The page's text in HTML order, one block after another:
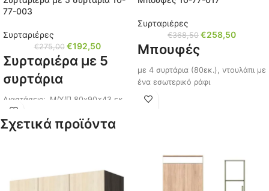
77-003
Συρταριέρες
€275,00 €192,50
Συρταριέρα με 5
συρτάρια
Διαστάσεις: Μ/Υ/Π 80x90x43 εκ.
Κωδικός: 10-77-003
τον κωδικό (
)
Συρταριέρες
€368,50 €258,50
Μπουφές
με 4 συρτάρια (80εκ.), ντουλάπι με
ένα εσωτερικό ράφι
Χωρίς χερούλια με
Χρώμα: Άσπρο γυαλιστερό /
Ανθρακί γυαλιστερό
Σχετικά προϊόντα